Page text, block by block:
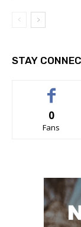
STAY
0
Fans